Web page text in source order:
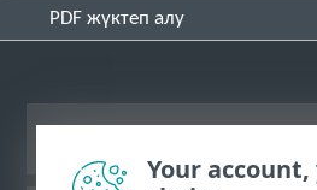
PDF жүктеп алу
Your